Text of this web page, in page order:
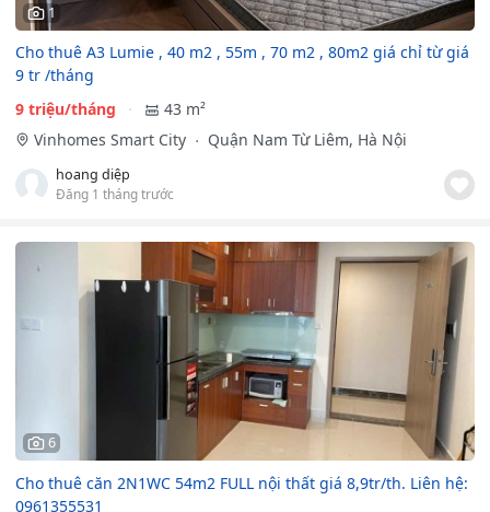
1
Cho thuê A3 Lumie , 40 m2 , 55m , 70 m2 , 80m2 giá chỉ từ giá
9 tr /tháng
9 triệu/tháng
43 m²
Vinhomes Smart City
Quận Nam Từ Liêm, Hà Nội
hoang diệp
Đăng 1 tháng trước
6
Cho thuê căn 2N1WC 54m2 FULL nội thất giá 8,9tr/th. Liên hệ:
0961355531